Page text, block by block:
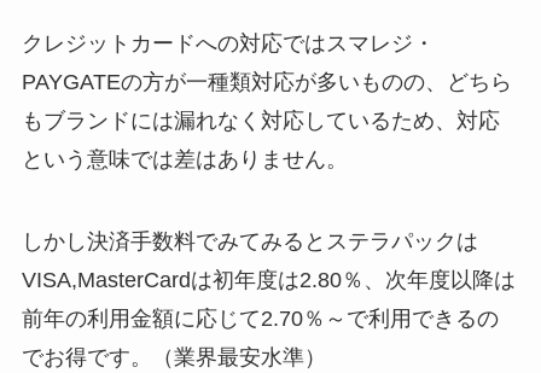
クレジットカードへの対応ではスマレジ・
PAYGATEの方が一種類対応が多いものの、どちら
もブランドには漏れなく対応しているため、対応
という意味では差はありません。
しかし決済手数料でみてみるとステラパックは
VISA,MasterCardは初年度は2.80％、次年度以降は
前年の利用金額に応じて2.70％～で利用できるの
でお得です。（業界最安水準）